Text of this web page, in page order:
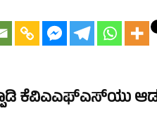
ಕೆವಿಎಎಫ್‌ಎಸ್‌ಯು